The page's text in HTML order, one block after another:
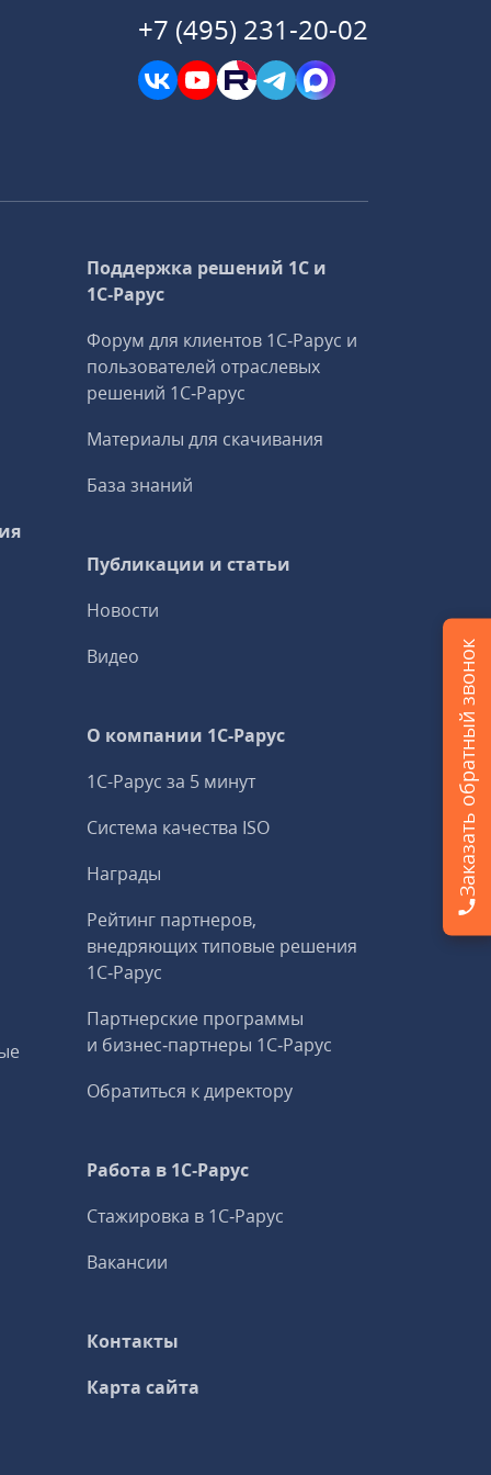
+7 (495) 231-20-02
Поддержка решений 1С и
1С‑Рарус
Форум для клиентов 1С‑Рарус и
пользователей отраслевых
решений 1С‑Рарус
Материалы для скачивания
База знаний
Публикации и статьи
Новости
Видео
О компании 1C-Рарус
1С-Рарус за 5 минут
Система качества ISO
Награды
Рейтинг партнеров,
внедряющих типовые решения
1С‑Рарус
Партнерские программы
и бизнес‑партнеры 1С‑Рарус
Обратиться к директору
Работа в 1С‑Рарус
Стажировка в 1С‑Рарус
Вакансии
Контакты
Карта сайта
Заказать обратный звонок